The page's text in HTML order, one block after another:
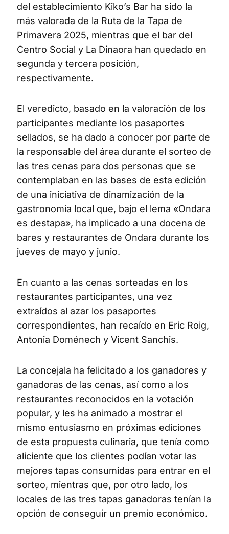
del establecimiento Kiko’s Bar ha sido la
más valorada de la Ruta de la Tapa de
Primavera 2025, mientras que el bar del
Centro Social y La Dinaora han quedado en
segunda y tercera posición,
respectivamente.
El veredicto, basado en la valoración de los
participantes mediante los pasaportes
sellados, se ha dado a conocer por parte de
la responsable del área durante el sorteo de
las tres cenas para dos personas que se
contemplaban en las bases de esta edición
de una iniciativa de dinamización de la
gastronomía local que, bajo el lema «Ondara
es destapa», ha implicado a una docena de
bares y restaurantes de Ondara durante los
jueves de mayo y junio.
En cuanto a las cenas sorteadas en los
restaurantes participantes, una vez
extraídos al azar los pasaportes
correspondientes, han recaído en Eric Roig,
Antonia Doménech y Vicent Sanchis.
La concejala ha felicitado a los ganadores y
ganadoras de las cenas, así como a los
restaurantes reconocidos en la votación
popular, y les ha animado a mostrar el
mismo entusiasmo en próximas ediciones
de esta propuesta culinaria, que tenía como
aliciente que los clientes podían votar las
mejores tapas consumidas para entrar en el
sorteo, mientras que, por otro lado, los
locales de las tres tapas ganadoras tenían la
opción de conseguir un premio económico.